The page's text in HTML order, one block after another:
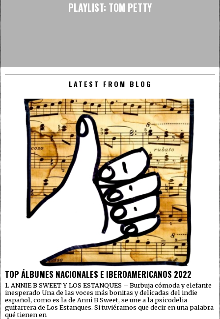
PLAYLIST: TOM PETTY
LATEST FROM BLOG
TOP ÁLBUMES NACIONALES E IBEROAMERICANOS 2022
1. ANNIE B SWEET Y LOS ESTANQUES – Burbuja cómoda y elefante
inesperado Una de las voces más bonitas y delicadas del indie
español, como es la de Anni B Sweet, se une a la psicodelia
guitarrera de Los Estanques. Si tuviéramos que decir en una palabra
qué tienen en